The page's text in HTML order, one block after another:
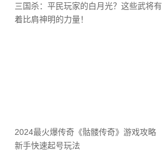
三国杀：平民玩家的白月光？这些武将有
着比肩神明的力量！
2024最火爆传奇《骷髅传奇》游戏攻略
新手快速起号玩法